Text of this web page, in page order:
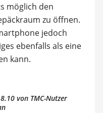
möglich den
zu öffnen.
jedoch
ebenfalls als eine
kann.
von TMC-Nutzer